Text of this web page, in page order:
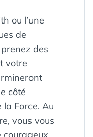
ou l’une
de
des
votre
côté
la Force. Au
vous vous